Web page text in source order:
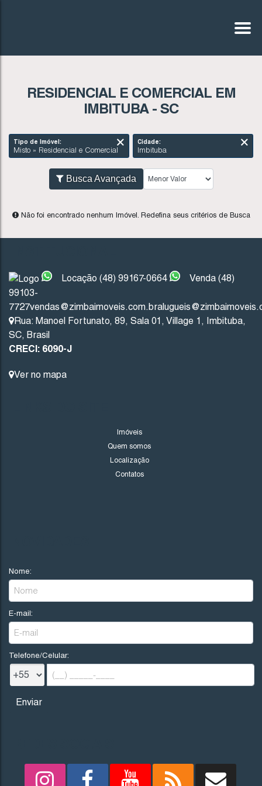
RESIDENCIAL E COMERCIAL EM
IMBITUBA - SC
Tipo de Imóvel:
Misto » Residencial e Comercial
Cidade:
Imbituba
Busca Avançada
Não foi encontrado nenhum Imóvel. Redefina seus
Locação (48) 99167-0664
Venda (48)
99103-
7727vendas@zimbaimoveis.com.br
Rua: Manoel Fortunato, 89, Sala 01, Village 1, Imbituba,
SC, Brasil
CRECI: 6090-J
Ver no mapa
Imóveis
Quem somos
Localização
Contatos
Nome:
E-mail:
Telefone/Celular: